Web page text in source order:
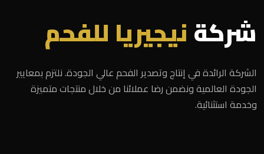
شركةنيجيريا للفحم
الشركة الرائدة في إنتاج وتصدير الفحم عالي الجودة. نلتزم بمعايير
الجودة العالمية ونضمن رضا عملائنا من خلال منتجات متميزة
وخدمة استثنائية.